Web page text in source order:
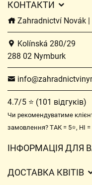
КОНТАКТИ
Zahradnictví Novák |
Kolínská 280/29
288 02 Nymburk
4.7/5 ⭐ (101 відгуків)
Чи рекомендуватиме
замовлення? ТАК = 5⭐, НІ =
ІНФОРМАЦІЯ ДЛЯ
Захист персональних
ДОСТАВКА КВІТІВ